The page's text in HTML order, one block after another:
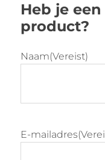
Verstelbare
Rugneiging
Verstelbare
Wielen
Heb je
product?
Naam(Vereist)
E-mailadres